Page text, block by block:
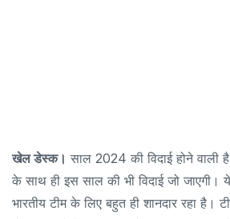
खेल डेस्क। साल 2024 की विदाई होने वाली
के साथ ही इस साल की भी विदाई जो
भारतीय टीम के लिए बहुत ही शानदार रहा है।